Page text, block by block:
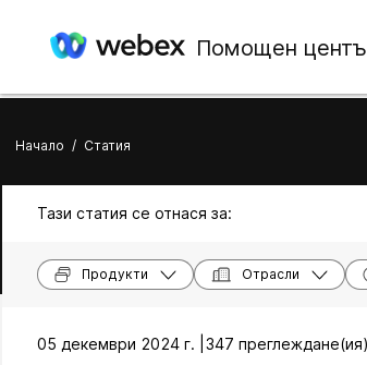
Помощен
Начало / Статия
Тази статия се отнася за:
Продукти Отрасли
05 декември 2024 г. | 347 преглеждане(ия)